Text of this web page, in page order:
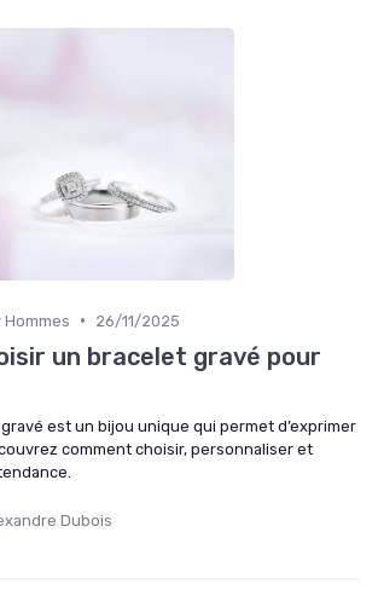
• 26/11/2025
un bracelet gravé pour
est un bijou unique qui permet d’exprimer
comment choisir, personnaliser et
Dubois